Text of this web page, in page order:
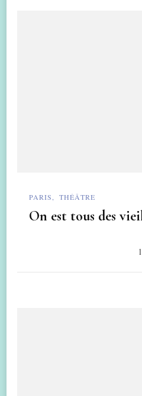
PARIS THÉÂTRE
On est tous des